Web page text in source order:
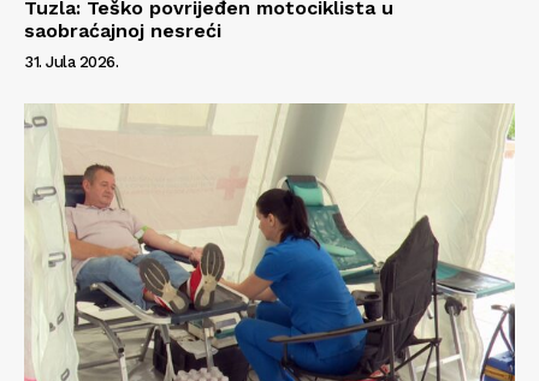
Tuzla: Teško povrijeđen motociklista u
saobraćajnoj nesreći
31. Jula 2026.